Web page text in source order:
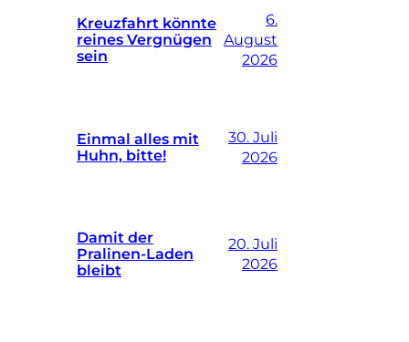
Kreuzfahrt könnte
reines Vergnügen
sein
6.
August
2026
Einmal alles mit
Huhn, bitte!
30. Juli
2026
Damit der
Pralinen-Laden
bleibt
20. Juli
2026